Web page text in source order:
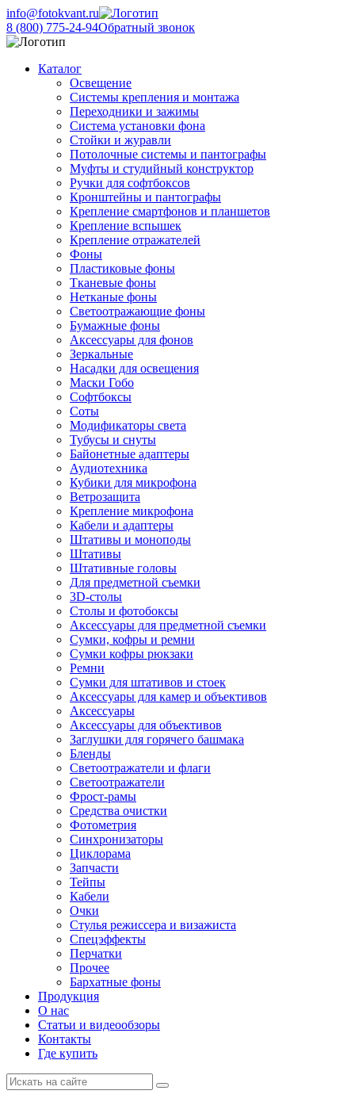
info@fotokvant.ru
8 (800) 775-24-94Обратный звонок
Каталог
Освещение
Системы крепления и монтажа
Переходники и зажимы
Система установки фона
Стойки и журавли
Потолочные системы и пантографы
Муфты и студийный конструктор
Ручки для софтбоксов
Кронштейны и пантографы
Крепление смартфонов и планшетов
Крепление вспышек
Крепление отражателей
Фоны
Пластиковые фоны
Тканевые фоны
Нетканые фоны
Светоотражающие фоны
Бумажные фоны
Аксессуары для фонов
Зеркальные
Насадки для освещения
Маски Гобо
Софтбоксы
Соты
Модификаторы света
Тубусы и снуты
Байонетные адаптеры
Аудиотехника
Кубики для микрофона
Ветрозащита
Крепление микрофона
Кабели и адаптеры
Штативы и моноподы
Штативы
Штативные головы
Для предметной съемки
3D-столы
Столы и фотобоксы
Аксессуары для предметной съемки
Сумки, кофры и ремни
Сумки кофры рюкзаки
Ремни
Сумки для штативов и стоек
Аксессуары для камер и объективов
Аксессуары
Аксессуары для объективов
Заглушки для горячего башмака
Бленды
Светоотражатели и флаги
Светоотражатели
Фрост-рамы
Средства очистки
Фотометрия
Синхронизаторы
Циклорама
Запчасти
Тейпы
Кабели
Очки
Стулья режиссера и визажиста
Спецэффекты
Перчатки
Прочее
Бархатные фоны
Продукция
О нас
Статьи и видеообзоры
Контакты
Где купить